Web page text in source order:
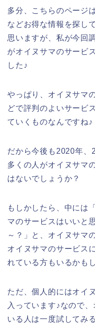
多分、こちらのページ
などお得な情報を探し
思いますが、私が今回
がオイヌサマのサービ
した♪
やっぱり、オイヌサマ
どで評判のよいサービ
ていくものなんですね♪
だから今後も2020年
多くの人がオイヌサマ
はないでしょうか？
もしかしたら、中には
マのサービスはいいと
～？」と、オイヌサマ
オイヌサマのサービス
れている方もいるかも
ただ、個人的にはオイ
入っています♪なので
いる人は一度試してみ